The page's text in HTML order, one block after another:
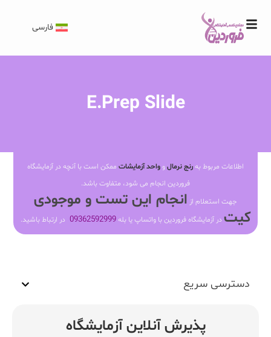
فارسی
E.Prep Slide
اطلاعات مربوط بهرنج نرمالو واحد آزمایشات ممکن است با آنچه در آزمایشگاه
فروردین انجام می شود، متفاوت باشد.
جهت استعلام از انجام این تست و موجودی
کیت در آزمایشگاه فروردین با واتساپ یا بله09362592999 در ارتباط باشید.
دسترسی سریع
پذیرش آنلاین آزمایشگاه